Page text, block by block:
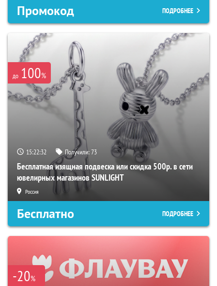
Промокод ПОДРОБНЕЕ
до 100%
15:22:31 Получили:73
Бесплатная изящная подвеска или скидка 500р. в сети
ювелирных магазинов SUNLIGHT
Россия
Бесплатно ПОДРОБНЕЕ
-20%